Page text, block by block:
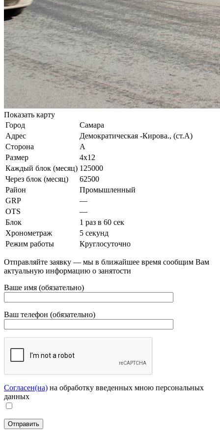
Показать карту
Город
Самара
Адрес
Демократическая -Кирова., (ст.А)
Сторона
А
Размер
4х12
Каждый блок (месяц) 125000
Через блок (месяц)
62500
Район
Промышленный
GRP
—
OTS
—
Блок
1 раз в 60 сек
Хронометраж
5 секунд
Режим работы
Круглосуточно
Отправляйте заявку — мы в ближайшее время сообщим Вам
актуальную информацию о занятости
Ваше имя (обязательно)
Ваш телефон (обязательно)
Согласен(на) на обработку введенных мною персональных
данных